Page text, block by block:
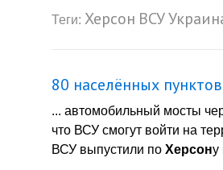
Теги: Херсон ВСУ
80 населённых
... автомобильный мосты
что ВСУ смогут войти на
ВСУ выпустили по Херсону